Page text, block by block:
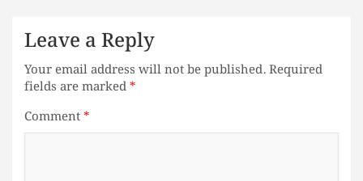
Leave a Reply
Your email address will not be published.Required
fields are marked*
Comment*